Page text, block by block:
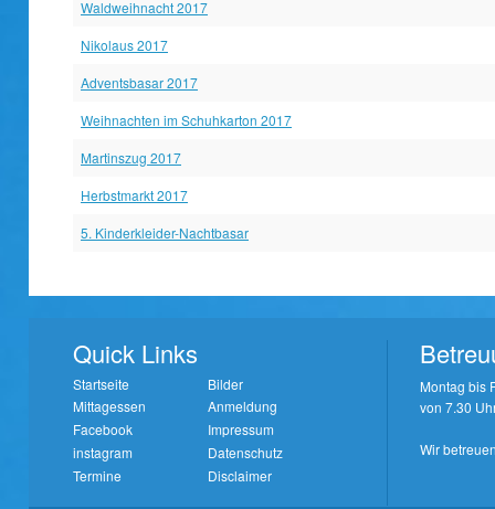
Waldweihnacht 2017
Nikolaus 2017
Adventsbasar 2017
Weihnachten im Schuhkarton 2017
Martinszug 2017
Herbstmarkt 2017
5. Kinderkleider-Nachtbasar
Quick Links
Startseite
Bilder
Mittagessen
Anmeldung
Facebook
Impressum
instagram
Datenschutz
Termine
Disclaimer
Montag bis
von 7.30
Wir